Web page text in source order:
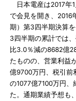
日本電産は2017年
で会見を開き、2016
期）第3四半期決算
3四半期の累計では
比3.0％減の8682億
たものの、営業利益
億9700万円、税引前
の1077億7100万円、
た。通期業績予想も